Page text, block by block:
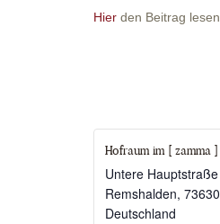
Hier den Beitrag lesen .
Hofraum im [ zamma ]
Untere
Remshalden, 73630
Deutschland